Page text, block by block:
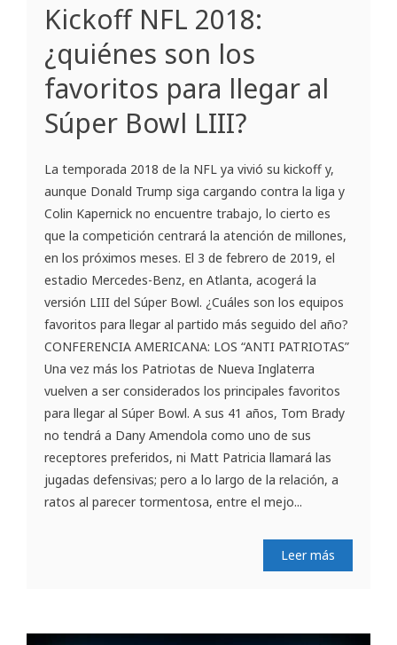
Kickoff NFL 2018:
¿quiénes son los
favoritos para llegar al
Súper Bowl LIII?
La temporada 2018 de la NFL ya vivió su kickoff y,
aunque Donald Trump siga cargando contra la liga y
Colin Kapernick no encuentre trabajo, lo cierto es
que la competición centrará la atención de millones,
en los próximos meses. El 3 de febrero de 2019, el
estadio Mercedes-Benz, en Atlanta, acogerá la
versión LIII del Súper Bowl. ¿Cuáles son los equipos
favoritos para llegar al partido más seguido del año?
CONFERENCIA AMERICANA: LOS “ANTI PATRIOTAS”
Una vez más los Patriotas de Nueva Inglaterra
vuelven a ser considerados los principales favoritos
para llegar al Súper Bowl. A sus 41 años, Tom Brady
no tendrá a Dany Amendola como uno de sus
receptores preferidos, ni Matt Patricia llamará las
jugadas defensivas; pero a lo largo de la relación, a
ratos al parecer tormentosa, entre el mejo...
Leer más